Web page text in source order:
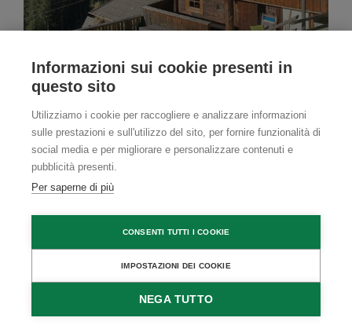
Baita / Malga
Lichtebenhütte
Hippach, Zillertal Valley, Tirolo
RICHIEDI DISPONIBILITÀ
5
DISPONIBILITÀ
DIRETTAMENTE
Informazioni sui cookie presenti in
questo sito
Utilizziamo i cookie per raccogliere e analizzare informazioni
sulle prestazioni e sull'utilizzo del sito, per fornire funzionalità di
social media e per migliorare e personalizzare contenuti e
pubblicità presenti.
Per saperne di più
CONSENTI TUTTI I COOKIE
IMPOSTAZIONI DEI COOKIE
NEGA TUTTO